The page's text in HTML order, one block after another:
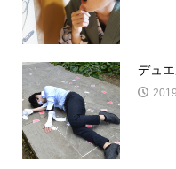
デュ